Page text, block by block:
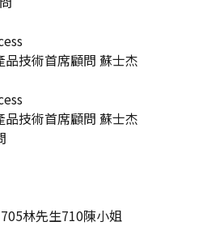
問 蘇士杰
問 蘇士杰
林先生710陳小姐